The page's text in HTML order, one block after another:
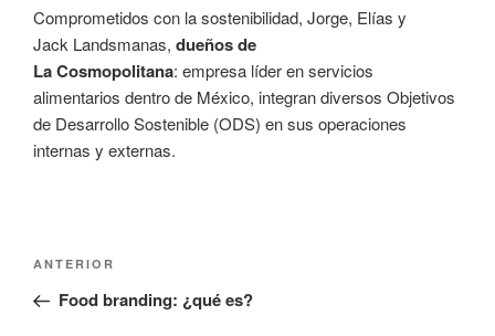
Comprometidos con la sostenibilidad, Jorge, Elías y
Jack Landsmanas, dueños de
La Cosmopolitana: empresa líder en servicios
alimentarios dentro de México, integran diversos Objetivos
de Desarrollo Sostenible (ODS) en sus operaciones
internas y externas.
Navegación
entradas
Entrada
anterior:
ANTERIOR
Food branding: ¿qué es?